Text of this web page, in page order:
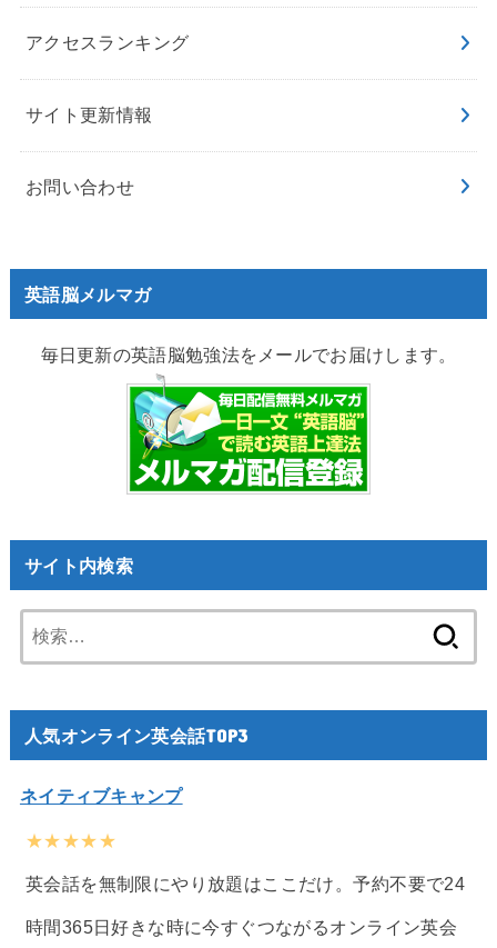
アクセスランキング
サイト更新情報
お問い合わせ
英語脳メルマガ
毎日更新の英語脳勉強法をメールでお届けします。
サイト内検索
索:
人気オンライン英会話TOP3
ネイティブキャンプ
★★★★★
英会話を無制限にやり放題はここだけ。予約不要で24
時間365日好きな時に今すぐつながるオンライン英会